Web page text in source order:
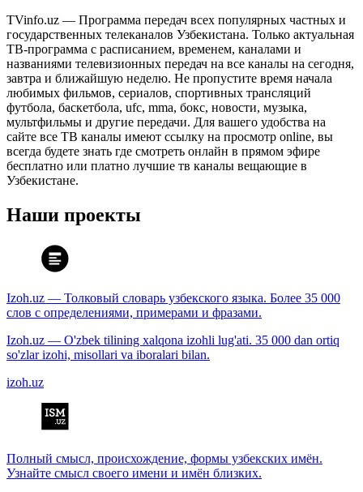
TVinfo.uz — Программа передач всех популярных частных и
государственных телеканалов Узбекистана. Только актуальная
ТВ-программа с расписанием, временем, каналами и
названиями телевизионных передач на все каналы на сегодня,
завтра и ближайшую неделю. Не пропустите время начала
любимых фильмов, сериалов, спортивных трансляций
футбола, баскетбола, ufc, mma, бокс, новости, музыка,
мультфильмы и другие передачи. Для вашего удобства на
сайте все ТВ каналы имеют ссылку на просмотр online, вы
всегда будете знать где смотреть онлайн в прямом эфире
бесплатно или платно лучшие тв каналы вещающие в
Узбекистане.
Наши проекты
Izoh.uz — Толковый словарь узбекского языка. Более 35 000
слов с определениями, примерами и фразами.
Izoh.uz — O'zbek tilining xalqona izohli lug'ati. 35 000 dan ortiq
so'zlar izohi, misollari va iboralari bilan.
izoh.uz
Полный смысл, происхождение, формы узбекских имён.
Узнайте смысл своего имени и имён близких.